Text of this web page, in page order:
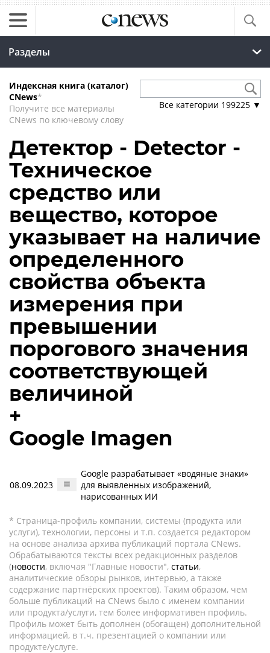
Разделы
Индексная книга (каталог)
CNews*
Получите все материалы
CNews по ключевому слову
Все категории 199225 ▼
Детектор - Detector -
Техническое
средство или
вещество, которое
указывает на наличие
определенного
свойства объекта
измерения при
превышении
порогового значения
соответствующей
величиной
+
Google Imagen
08.09.2023
Google разрабатывает «водяные знаки»
для выявленных изображений,
нарисованных ИИ
* Страница-профиль компании, системы (продукта или
услуги), технологии, персоны и т.п. создается редактором
на основе анализа архива публикаций портала CNews.
Обрабатываются тексты всех редакционных разделов
(новости, включая "Главные новости", статьи,
аналитические обзоры рынков, интервью, а также
содержание партнёрских проектов). Таким образом, чем
больше публикаций на CNews было с именем компании
или продукта/услуги, тем более информативен профиль.
Профиль может быть дополнен (обогащен) дополнительной
информацией, в т.ч. презентацией о компании или
продукте/услуге.